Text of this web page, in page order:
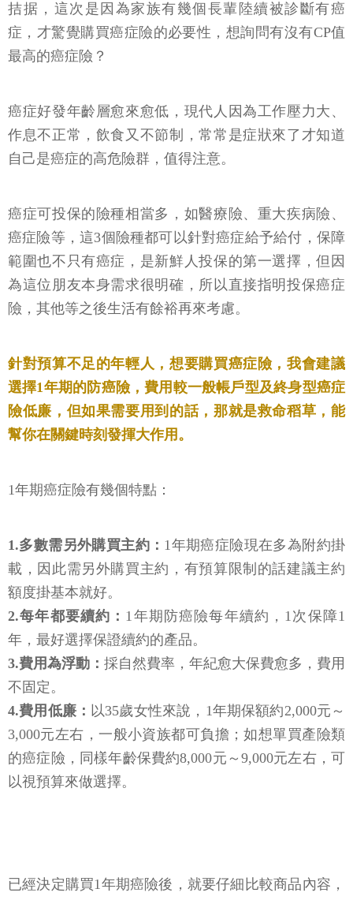
拮据，這次是因為家族有幾個長輩陸續被診斷有癌
症，才驚覺購買癌症險的必要性，想詢問有沒有CP值
最高的癌症險？
癌症好發年齡層愈來愈低，現代人因為工作壓力大、
作息不正常，飲食又不節制，常常是症狀來了才知道
自己是癌症的高危險群，值得注意。
癌症可投保的險種相當多，如醫療險、重大疾病險、
癌症險等，這3個險種都可以針對癌症給予給付，保障
範圍也不只有癌症，是新鮮人投保的第一選擇，但因
為這位朋友本身需求很明確，所以直接指明投保癌症
險，其他等之後生活有餘裕再來考慮。
針對預算不足的年輕人，想要購買癌症險，我會建議
選擇1年期的防癌險，費用較一般帳戶型及終身型癌症
險低廉，但如果需要用到的話，那就是救命稻草，能
幫你在關鍵時刻發揮大作用。
1年期癌症險有幾個特點：
1.多數需另外購買主約： 1年期癌症險現在多為附約掛
載，因此需另外購買主約，有預算限制的話建議主約
額度掛基本就好。
2.每年都要續約： 1年期防癌險每年續約，1次保障1
年，最好選擇保證續約的產品。
3.費用為浮動： 採自然費率，年紀愈大保費愈多，費用
不固定。
4.費用低廉： 以35歲女性來說，1年期保額約2,000元～
3,000元左右，一般小資族都可負擔；如想單買產險類
的癌症險，同樣年齡保費約8,000元～9,000元左右，可
以視預算來做選擇。
已經決定購買1年期癌險後，就要仔細比較商品內容，